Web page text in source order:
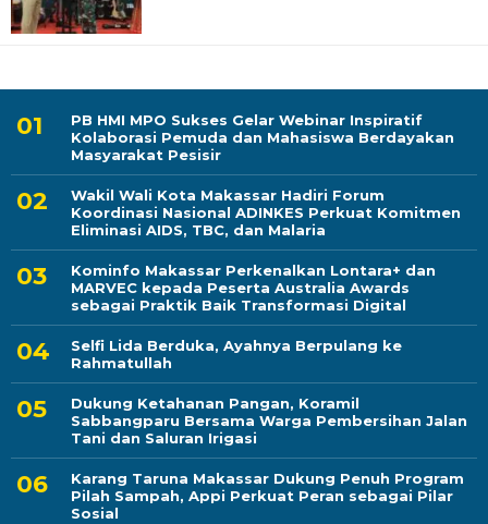
PB HMI MPO Sukses Gelar Webinar Inspiratif
Kolaborasi Pemuda dan Mahasiswa Berdayakan
Masyarakat Pesisir
Wakil Wali Kota Makassar Hadiri Forum
Koordinasi Nasional ADINKES Perkuat Komitmen
Eliminasi AIDS, TBC, dan Malaria
Kominfo Makassar Perkenalkan Lontara+ dan
MARVEC kepada Peserta Australia Awards
sebagai Praktik Baik Transformasi Digital
Selfi Lida Berduka, Ayahnya Berpulang ke
Rahmatullah
Dukung Ketahanan Pangan, Koramil
Sabbangparu Bersama Warga Pembersihan Jalan
Tani dan Saluran Irigasi
Karang Taruna Makassar Dukung Penuh Program
Pilah Sampah, Appi Perkuat Peran sebagai Pilar
Sosial